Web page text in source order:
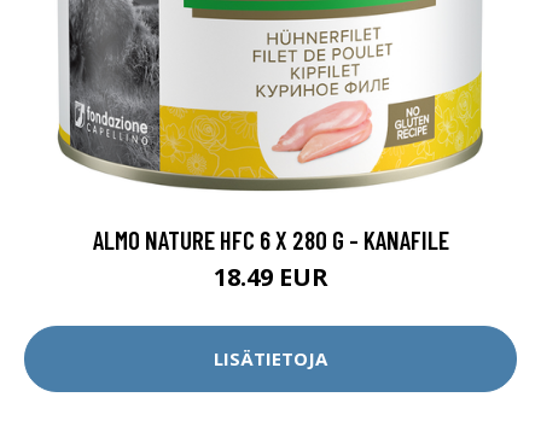
ALMO NATURE HFC 6 X 280 G - KANAFILE
18.49 EUR
LISÄTIETOJA